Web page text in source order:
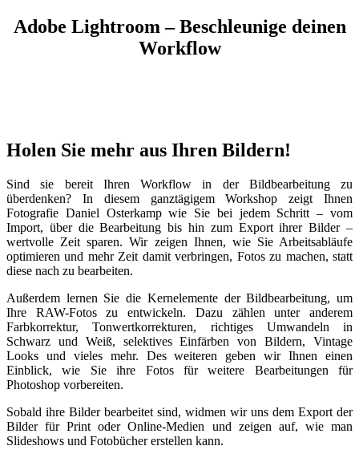
Adobe Lightroom – Beschleunige deinen
Workflow
Holen Sie mehr aus Ihren Bildern!
Sind sie bereit Ihren Workflow in der Bildbearbeitung zu
überdenken? In diesem ganztägigem Workshop zeigt Ihnen
Fotografie Daniel Osterkamp wie Sie bei jedem Schritt – vom
Import, über die Bearbeitung bis hin zum Export ihrer Bilder –
wertvolle Zeit sparen. Wir zeigen Ihnen, wie Sie Arbeitsabläufe
optimieren und mehr Zeit damit verbringen, Fotos zu machen, statt
diese nach zu bearbeiten.
Außerdem lernen Sie die Kernelemente der Bildbearbeitung, um
Ihre RAW-Fotos zu entwickeln. Dazu zählen unter anderem
Farbkorrektur, Tonwertkorrekturen, richtiges Umwandeln in
Schwarz und Weiß, selektives Einfärben von Bildern, Vintage
Looks und vieles mehr. Des weiteren geben wir Ihnen einen
Einblick, wie Sie ihre Fotos für weitere Bearbeitungen für
Photoshop vorbereiten.
Sobald ihre Bilder bearbeitet sind, widmen wir uns dem Export der
Bilder für Print oder Online-Medien und zeigen auf, wie man
Slideshows und Fotobücher erstellen kann.